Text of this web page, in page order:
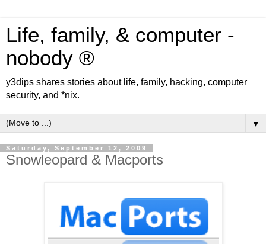
Life, family, & computer -
nobody ®
y3dips shares stories about life, family, hacking, computer
security, and *nix.
▼
Saturday, September 12, 2009
Snowleopard & Macports